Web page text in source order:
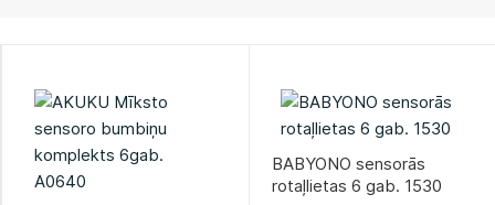
BABYONO sensorās
rotaļlietas 6 gab. 1530